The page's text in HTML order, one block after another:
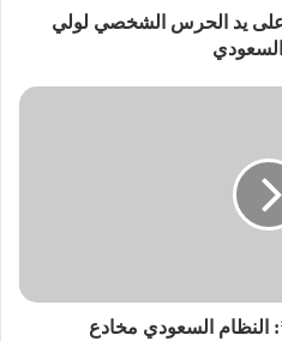
يد الحرس الشخصي لولي
السعودي
النظام السعودي مخادع